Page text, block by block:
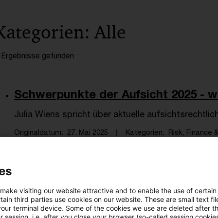
Alle
gefunden
Schwerpunkte der Aufsicht 2025 -
Julia Wiens spricht über aktuelle
Originaldatum 27. Mai 2025 Kategorien Risk, Finance
Trends und Entwicklungen auf
...
visiting our website attractive and to enable the use of
third parties use cookies on our website. These are small text
terminal device. Some of the cookies we use are deleted after